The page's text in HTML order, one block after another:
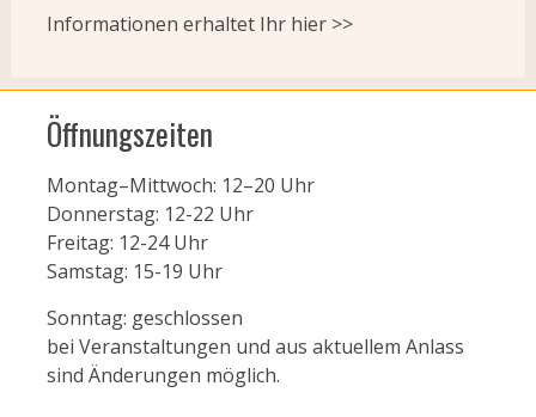
Informationen erhaltet Ihr hier >>
Öffnungszeiten
Montag–Mittwoch: 12–20 Uhr
Donnerstag: 12-22 Uhr
Freitag: 12-24 Uhr
Samstag: 15-19 Uhr
Sonntag: geschlossen
bei Veranstaltungen und aus aktuellem Anlass
sind Änderungen möglich.